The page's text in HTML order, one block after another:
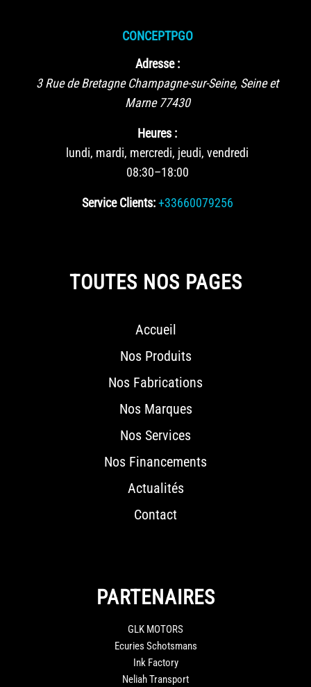
CONCEPTPGO
Adresse :
3 Rue de Bretagne Champagne-sur-Seine, Seine et
Marne 77430
Heures :
lundi, mardi, mercredi, jeudi, vendredi
08:30–18:00
Service Clients: +33660079256
TOUTES NOS PAGES
Accueil
Nos Produits
Nos Fabrications
Nos Marques
Nos Services
Nos Financements
Actualités
Contact
PARTENAIRES
GLK MOTORS
Ecuries Schotsmans
Ink Factory
Neliah Transport